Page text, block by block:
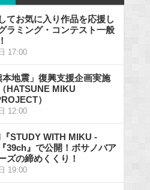
てお気に入り作品を応援し
ラミング・コンテスト一般
17:00
本地震」復興支援企画実施
HATSUNE MIKU
）
12:00
STUDY WITH MIKU -
39ch』で公開！ボサノバア
ズの締めくくり！
19:00